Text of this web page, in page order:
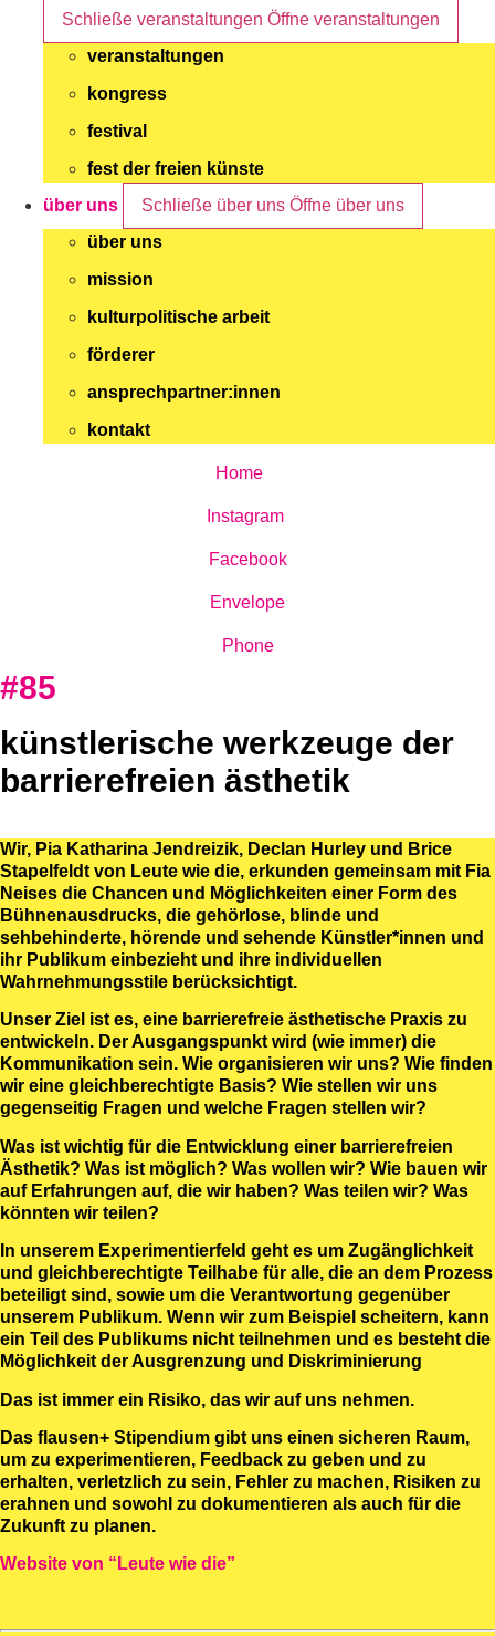
Schließe veranstaltungen Öffne veranstaltungen
veranstaltungen
kongress
festival
fest der freien künste
über uns
Schließe über uns Öffne über uns
über uns
mission
kulturpolitische arbeit
förderer
ansprechpartner:innen
kontakt
Home
Instagram
Facebook
Envelope
Phone
#85
künstlerische werkzeuge der
barrierefreien ästhetik
Wir, Pia Katharina Jendreizik, Declan Hurley und Brice
Stapelfeldt von Leute wie die, erkunden gemeinsam mit Fia
Neises die Chancen und Möglichkeiten einer Form des
Bühnenausdrucks, die gehörlose, blinde und
sehbehinderte, hörende und sehende Künstler*innen und
ihr Publikum einbezieht und ihre individuellen
Wahrnehmungsstile berücksichtigt.
Unser Ziel ist es, eine barrierefreie ästhetische Praxis zu
entwickeln. Der Ausgangspunkt wird (wie immer) die
Kommunikation sein. Wie organisieren wir uns? Wie finden
wir eine gleichberechtigte Basis? Wie stellen wir uns
gegenseitig Fragen und welche Fragen stellen wir?
Was ist wichtig für die Entwicklung einer barrierefreien
Ästhetik? Was ist möglich? Was wollen wir? Wie bauen wir
auf Erfahrungen auf, die wir haben? Was teilen wir? Was
könnten wir teilen?
In unserem Experimentierfeld geht es um Zugänglichkeit
und gleichberechtigte Teilhabe für alle, die an dem Prozess
beteiligt sind, sowie um die Verantwortung gegenüber
unserem Publikum. Wenn wir zum Beispiel scheitern, kann
ein Teil des Publikums nicht teilnehmen und es besteht die
Möglichkeit der Ausgrenzung und Diskriminierung
Das ist immer ein Risiko, das wir auf uns nehmen.
Das flausen+ Stipendium gibt uns einen sicheren Raum,
um zu experimentieren, Feedback zu geben und zu
erhalten, verletzlich zu sein, Fehler zu machen, Risiken zu
erahnen und sowohl zu dokumentieren als auch für die
Zukunft zu planen.
Website von “Leute wie die”